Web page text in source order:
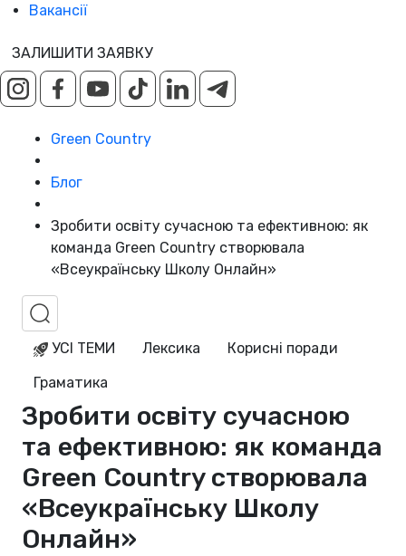
Вакансії
ЗАЛИШИТИ ЗАЯВКУ
Green Country
Блог
Зробити освіту сучасною та ефективною: як
команда Green Country створювала
«Всеукраїнську Школу Онлайн»
УСІ ТЕМИ Лексика
Корисні поради
Граматика
Зробити освіту сучасною
та ефективною: як команда
Green Country створювала
«Всеукраїнську Школу
Онлайн»